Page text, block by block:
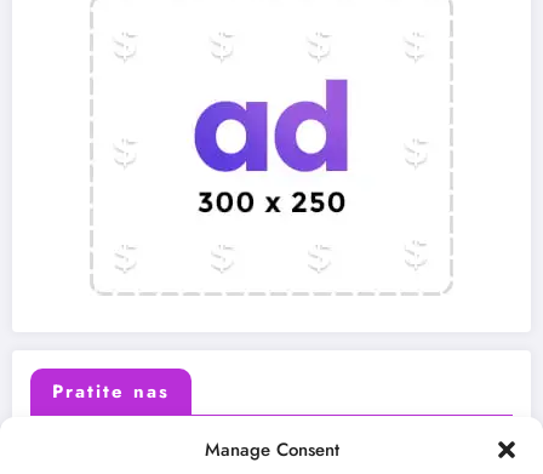
Manage Consent
Pratite nas